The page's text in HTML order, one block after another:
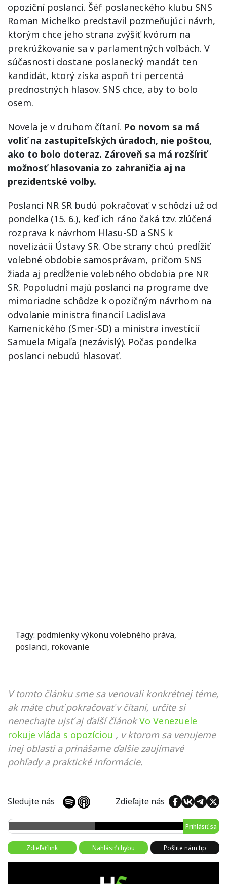
opoziční poslanci. Šéf poslaneckého klubu SNS
Roman Michelko predstavil pozmeňujúci návrh,
ktorým chce jeho strana zvýšiť kvórum na
prekrúžkovanie sa v parlamentných voľbách. V
súčasnosti dostane poslanecký mandát ten
kandidát, ktorý získa aspoň tri percentá
prednostných hlasov. SNS chce, aby to bolo
osem.
Novela je v druhom čítaní. Po novom sa má
voliť na zastupiteľských úradoch, nie poštou,
ako to bolo doteraz. Zároveň sa má rozšíriť
možnosť hlasovania zo zahraničia aj na
prezidentské voľby.
Poslanci NR SR budú pokračovať v schôdzi už od
pondelka (15. 6.), keď ich ráno čaká tzv. zlúčená
rozprava k návrhom Hlasu-SD a SNS k
novelizácii Ústavy SR. Obe strany chcú predĺžiť
volebné obdobie samosprávam, pričom SNS
žiada aj predĺženie volebného obdobia pre NR
SR. Popoludní majú poslanci na programe dve
mimoriadne schôdze k opozičným návrhom na
odvolanie ministra financií Ladislava
Kamenického (Smer-SD) a ministra investícií
Samuela Migaľa (nezávislý). Počas pondelka
poslanci nebudú hlasovať.
Tagy: podmienky výkonu volebného práva,
poslanci, rokovanie
V tomto článku sme sa venovali konkrétnej téme,
ak máte chuť pokračovať v čítaní, určite si
nenechajte ujsť aj ďalší článok Vo Venezuele
rokuje vláda s opozíciou , v ktorom sa venujeme
inej oblasti a prinášame ďalšie zaujímavé
pohľady a praktické informácie.
Sledujte nás Zdieľajte nás
Prihlásiť sa
Zdieľať link Nahlásiť chybu Pošlite nám tip